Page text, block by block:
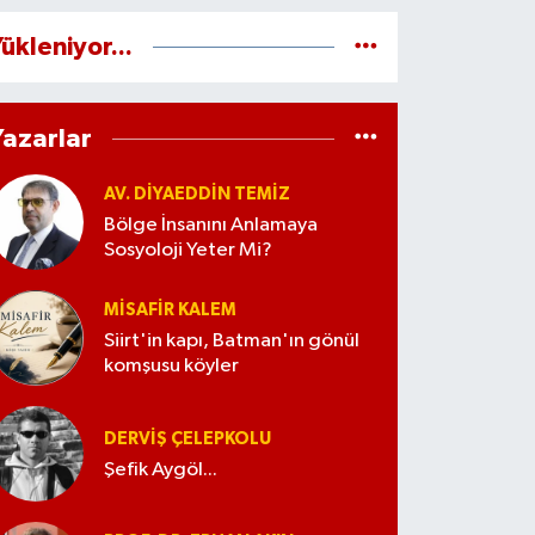
AV. DIYAEDDIN TEMIZ
Bölge İnsanını Anlamaya
Sosyoloji Yeter Mi?
MISAFIR KALEM
Siirt'in kapı, Batman'ın gönül
komşusu köyler
DERVIŞ ÇELEPKOLU
Şefik Aygöl...